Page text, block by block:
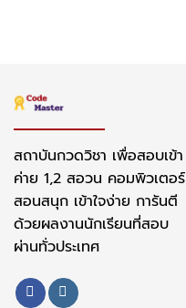
สถาบันกวดวิชา เพื่อสอบเข้า
ค่าย 1,2 สอวน คอมพิวเตอร์
สอนสนุก เข้าใจง่าย การันตี
ด้วยผลงานนักเรียนที่สอบ
ผ่านทั่วประเทศ